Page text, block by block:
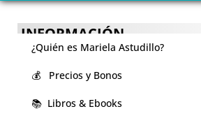
INFORMACIÓN
¿Quién es Mariela Astudillo?
💰 Precios y Bonos
📚 Libros & Ebooks